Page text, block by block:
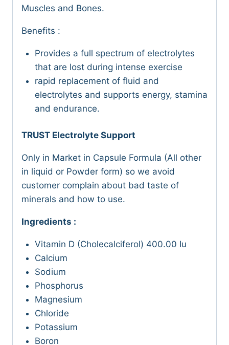
Muscles and Bones.
Benefits :
Provides a full spectrum of electrolytes
that are lost during intense exercise
rapid replacement of fluid and
electrolytes and supports energy, stamina
and endurance.
TRUST Electrolyte Support
Only in Market in Capsule Formula (All other
in liquid or Powder form) so we avoid
customer complain about bad taste of
minerals and how to use.
Ingredients :
Vitamin D (Cholecalciferol) 400.00 Iu
Calcium
Sodium
Phosphorus
Magnesium
Chloride
Potassium
Boron